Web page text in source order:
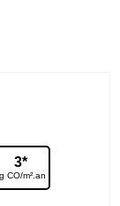
3*
CO/m².an